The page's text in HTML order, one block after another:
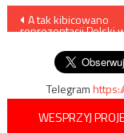
Nawigacja
wpisu
A tak kibicowano
reprezentacji Polski
Telegram
WESPRZYJ